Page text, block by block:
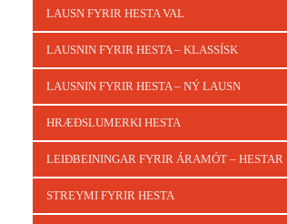
LAUSN FYRIR HESTA VAL
LAUSNIN FYRIR HESTA – KLASSÍSK
LAUSNIN FYRIR HESTA – NÝ LAUSN
HRÆÐSLUMERKI HESTA
LEIÐBEININGAR FYRIR ÁRAMÓT – HESTAR
STREYMI FYRIR HESTA